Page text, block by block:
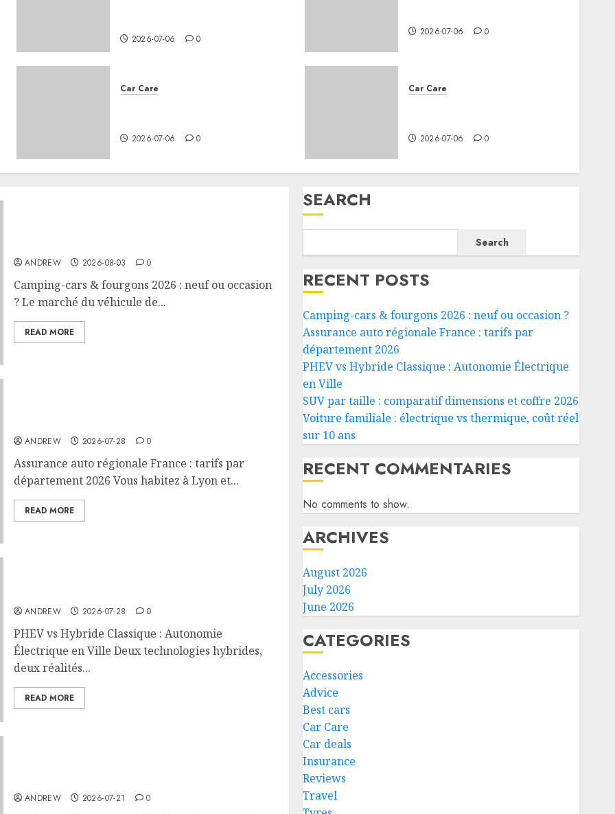
2026-07-06 0
2026-07-06 0
Car Care
2026-07-06 0
Car Care
2026-07-06 0
ANDREW 2026-08-03 0
Camping-cars & fourgons 2026 : neuf ou occasion
? Le marché du véhicule de...
READ MORE
ANDREW 2026-07-28 0
Assurance auto régionale France : tarifs par
département 2026 Vous habitez à Lyon et...
READ MORE
ANDREW 2026-07-28 0
PHEV vs Hybride Classique : Autonomie
Électrique en Ville Deux technologies hybrides,
deux réalités...
READ MORE
ANDREW 2026-07-21 0
SEARCH
Search
RECENT POSTS
Camping-cars & fourgons 2026 : neuf ou occasion ?
Assurance auto régionale France : tarifs par
département 2026
PHEV vs Hybride Classique : Autonomie Électrique
en Ville
SUV par taille : comparatif dimensions et coffre 2026
Voiture familiale : électrique vs thermique, coût réel
sur 10 ans
RECENT COMMENTARIES
No comments to show.
ARCHIVES
August 2026
July 2026
June 2026
CATEGORIES
Accessories
Advice
Best cars
Car Care
Car deals
Insurance
Reviews
Travel